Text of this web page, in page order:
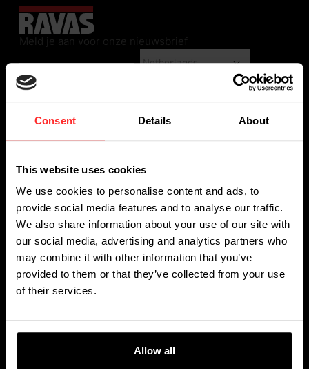
Consent Details About
This website uses cookies
We use cookies to personalise content and ads, to
provide social media features and to analyse our traffic.
We also share information about your use of our site with
our social media, advertising and analytics partners who
may combine it with other information that you’ve
provided to them or that they’ve collected from your use
of their services.
Allow all
Meld je aan voor onze nieuwsbrief
WEEGOPLOSSINGEN
Wegende handpalletwagens
Wegende magazijntrucks
Weegoplossingen voor vorkheftrucks
TOEPASSINGEN